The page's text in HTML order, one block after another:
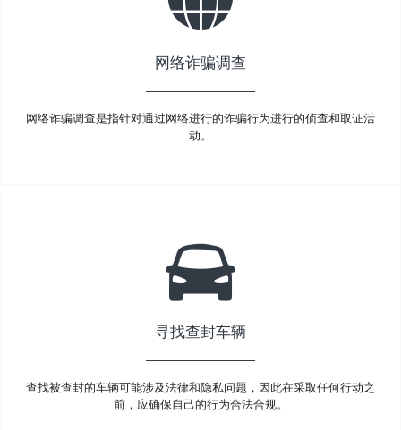
网络诈骗调查
网络诈骗调查是指针对通过网络进行的诈骗行为进行的侦查和取证活
动。
寻找查封车辆
查找被查封的车辆可能涉及法律和隐私问题，因此在采取任何行动之
前，应确保自己的行为合法合规。